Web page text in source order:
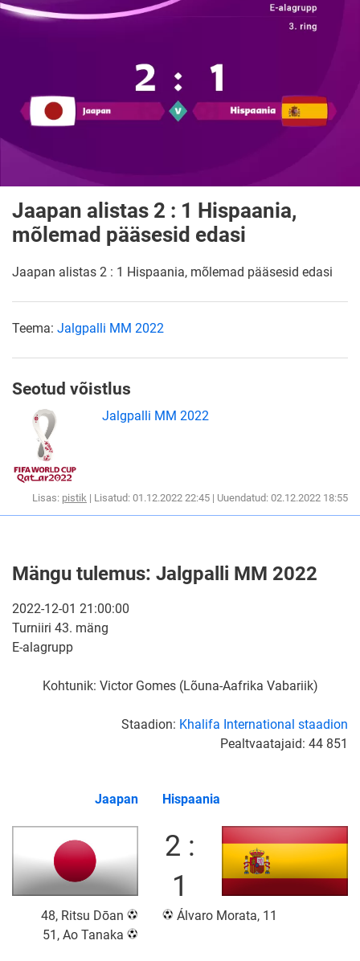
Jaapan alistas 2 : 1 Hispaania,
mõlemad pääsesid edasi
Jaapan alistas 2 : 1 Hispaania, mõlemad pääsesid edasi
Teema: Jalgpalli MM 2022
Seotud võistlus
Jalgpalli MM 2022
Lisas: pistik | Lisatud: 01.12.2022 22:45 | Uuendatud: 02.12.2022 18:55
Mängu tulemus: Jalgpalli MM 2022
2022-12-01 21:00:00
Turniiri 43. mäng
E-alagrupp
Kohtunik: Victor Gomes (Lõuna-Aafrika Vabariik)
Staadion: Khalifa International staadion
Pealtvaatajaid: 44 851
Jaapan Hispaania
2 :
1
48, Ritsu Dōan
51, Ao Tanaka
Álvaro Morata, 11